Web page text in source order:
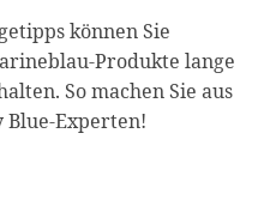
können Sie
Produkte lange
So machen Sie aus
Experten!